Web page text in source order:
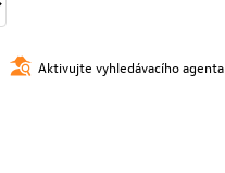
Aktivujte vyhledávacího agenta